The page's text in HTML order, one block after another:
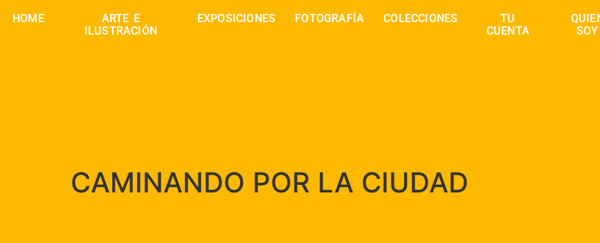
HOME
ARTE E
ILUSTRACIÓN
EXPOSICIONES FOTOGRAFÍA COLECCIONES
TU
CUENTA
SOY
CAMINANDO POR LA CIUDAD